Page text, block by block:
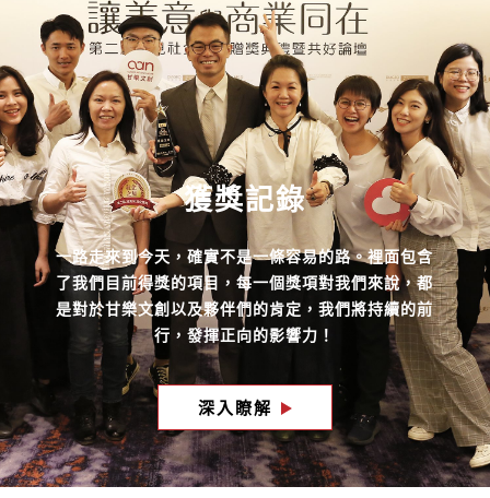
獲獎記錄
一路走來到今天，確實不是一條容易的路。裡面包含
了我們目前得獎的項目，每一個獎項對我們來說，都
是對於甘樂文創以及夥伴們的肯定，我們將持續的前
行，發揮正向的影響力！
深入瞭解